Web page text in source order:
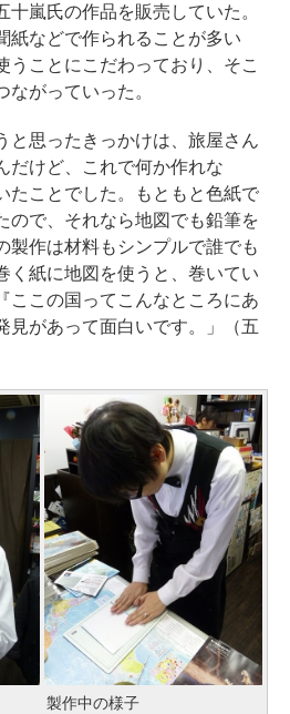
十嵐氏の作品を販売していた。
紙などで作られることが多い
うことにこだわっており、そこ
がっていった。
思ったきっかけは、旅屋さん
だけど、これで何か作れな
たことでした。もともと色紙で
ので、それなら地図でも鉛筆を
製作は材料もシンプルで誰でも
く紙に地図を使うと、巻いてい
ここの国ってこんなところにあ
見があって面白いです。」（五
製作中の様子